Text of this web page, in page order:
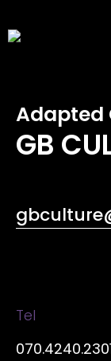
Adapted
GB
Tel